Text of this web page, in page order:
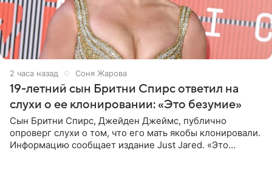
2 часа назад Соня Жарова
19-летний сын Бритни Спирс ответил на
слухи о ее клонировании: «Это безумие»
Сын Бритни Спирс, Джейден Джеймс, публично
опроверг слухи о том, что его мать якобы клонировали.
Информацию сообщает издание Just Jared. «Это